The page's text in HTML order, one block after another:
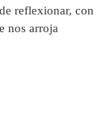
reflexionar, con
nos arroja